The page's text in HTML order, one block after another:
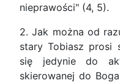
nieprawości" (4, 5).
2. Jak można od
stary Tobiasz prosi
się jedynie do
skierowanej do